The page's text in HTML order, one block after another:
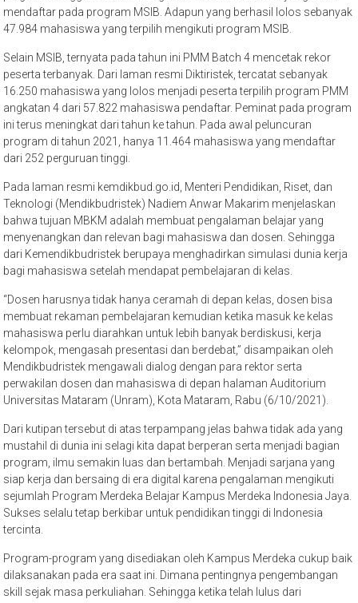
mendaftar pada program MSIB. Adapun yang berhasil lolos sebanyak
47.984 mahasiswa yang terpilih mengikuti program MSIB.
Selain MSIB, ternyata pada tahun ini PMM Batch 4 mencetak rekor
peserta terbanyak. Dari laman resmi Diktiristek, tercatat sebanyak
16.250 mahasiswa yang lolos menjadi peserta terpilih program PMM
angkatan 4 dari 57.822 mahasiswa pendaftar. Peminat pada program
ini terus meningkat dari tahun ke tahun. Pada awal peluncuran
program di tahun 2021, hanya 11.464 mahasiswa yang mendaftar
dari 252 perguruan tinggi.
Pada laman resmi kemdikbud.go.id, Menteri Pendidikan, Riset, dan
Teknologi (Mendikbudristek) Nadiem Anwar Makarim menjelaskan
bahwa tujuan MBKM adalah membuat pengalaman belajar yang
menyenangkan dan relevan bagi mahasiswa dan dosen. Sehingga
dari Kemendikbudristek berupaya menghadirkan simulasi dunia kerja
bagi mahasiswa setelah mendapat pembelajaran di kelas.
“Dosen harusnya tidak hanya ceramah di depan kelas, dosen bisa
membuat rekaman pembelajaran kemudian ketika masuk ke kelas
mahasiswa perlu diarahkan untuk lebih banyak berdiskusi, kerja
kelompok, mengasah presentasi dan berdebat,” disampaikan oleh
Mendikbudristek mengawali dialog dengan para rektor serta
perwakilan dosen dan mahasiswa di depan halaman Auditorium
Universitas Mataram (Unram), Kota Mataram, Rabu (6/10/2021).
Dari kutipan tersebut di atas terpampang jelas bahwa tidak ada yang
mustahil di dunia ini selagi kita dapat berperan serta menjadi bagian
program, ilmu semakin luas dan bertambah. Menjadi sarjana yang
siap kerja dan bersaing di era digital karena pengalaman mengikuti
sejumlah Program Merdeka Belajar Kampus Merdeka Indonesia Jaya.
Sukses selalu tetap berkibar untuk pendidikan tinggi di Indonesia
tercinta.
Program-program yang disediakan oleh Kampus Merdeka cukup baik
dilaksanakan pada era saat ini. Dimana pentingnya pengembangan
skill sejak masa perkuliahan. Sehingga ketika telah lulus dari